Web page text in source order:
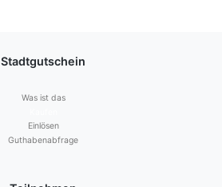
Stadtgutschein
Was ist das
Einlösen
Guthabenabfrage